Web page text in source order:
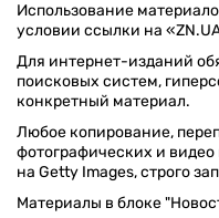
Использование
условии ссылки на
Для интернет-изданий
поисковых систем,
конкретный материал.
Любое копирование,
фотографических и
на Getty Images, строго
Материалы в блоке